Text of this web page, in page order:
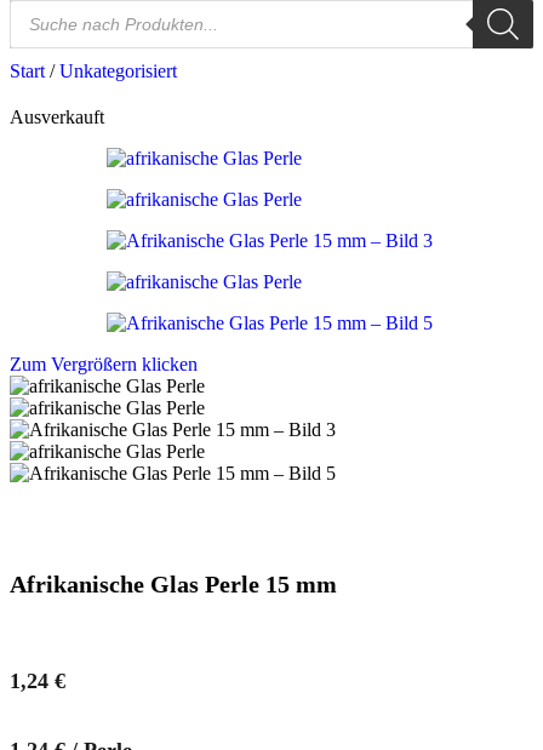
Start / Unkategorisiert
Ausverkauft
Zum Vergrößern klicken
Afrikanische Glas Perle 15 mm
1,24 €